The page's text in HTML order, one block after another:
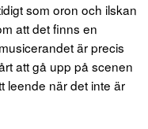
som oron och ilskan
att det finns en
är precis
att gå upp på scenen
leende när det inte är